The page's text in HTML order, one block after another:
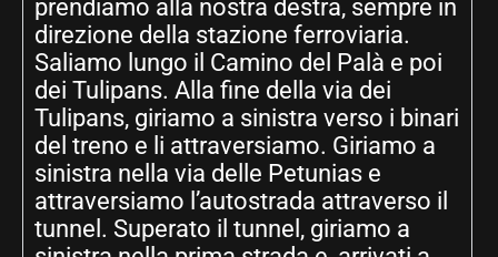
prendiamo alla nostra destra, sempre in
direzione della stazione ferroviaria.
Saliamo lungo il Camino del Palà e poi
dei Tulipans. Alla fine della via dei
Tulipans, giriamo a sinistra verso i binari
del treno e li attraversiamo. Giriamo a
sinistra nella via delle Petunias e
attraversiamo l’autostrada attraverso il
tunnel. Superato il tunnel, giriamo a